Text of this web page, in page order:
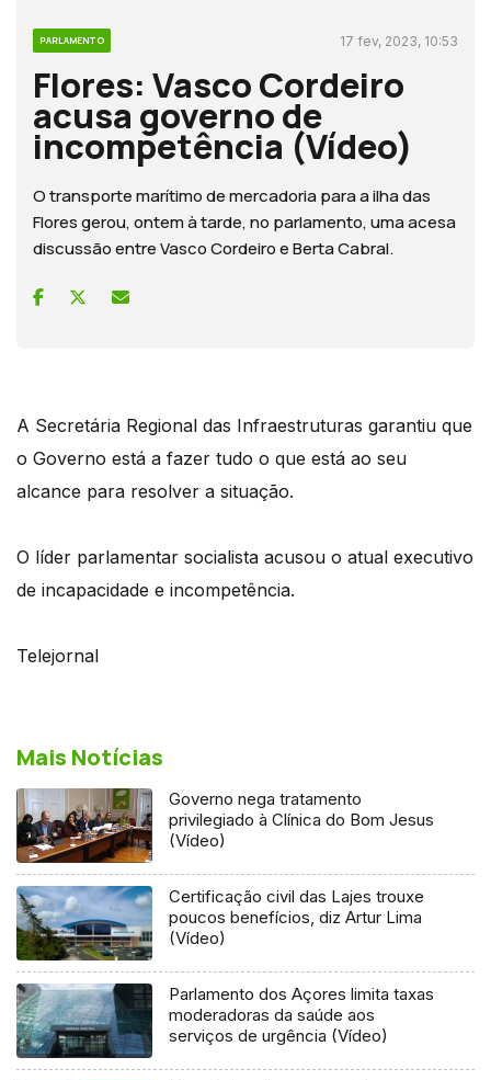
PARLAMENTO 17 fev, 2023, 10:53
Flores: Vasco Cordeiro
acusa governo de
incompetência (Vídeo)
O transporte marítimo de mercadoria para a ilha das
Flores gerou, ontem à tarde, no parlamento, uma acesa
discussão entre Vasco Cordeiro e Berta Cabral.
A Secretária Regional das Infraestruturas garantiu que
o Governo está a fazer tudo o que está ao seu
alcance para resolver a situação.
O líder parlamentar socialista acusou o atual executivo
de incapacidade e incompetência.
Telejornal
Mais Notícias
Governo nega tratamento
privilegiado à Clínica do Bom Jesus
(Vídeo)
Certificação civil das Lajes trouxe
poucos benefícios, diz Artur Lima
(Vídeo)
Parlamento dos Açores limita taxas
moderadoras da saúde aos
serviços de urgência (Vídeo)